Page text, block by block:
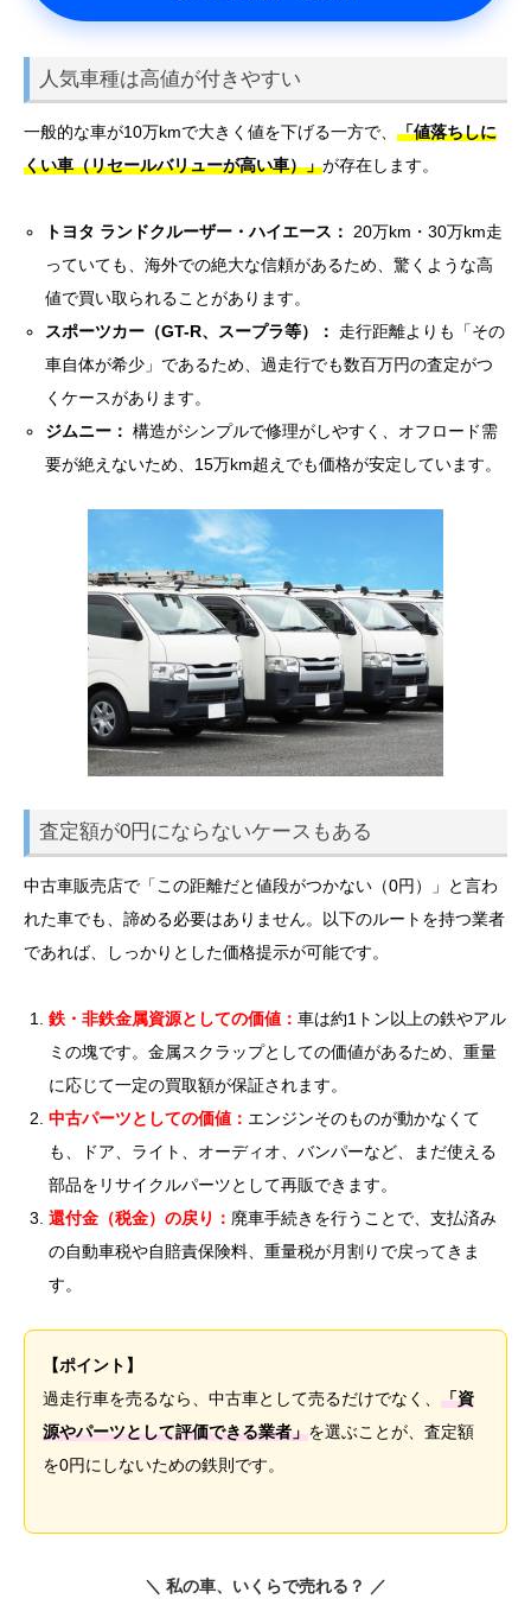
人気車種は高値が付きやすい
一般的な車が10万kmで大きく値を下げる一方で、 「値落ちしに
くい車（リセールバリューが高い車）」が存在します。
トヨタ ランドクルーザー・ハイエース： 20万km・30万km走
っていても、海外での絶大な信頼があるため、驚くような高
値で買い取られることがあります。
スポーツカー（GT-R、スープラ等）：
走行距離よりも「その
車自体が希少」であるため、過走行でも数百万円の査定がつ
くケースがあります。
ジムニー： 構造がシンプルで修理がしやすく、オフロード需
要が絶えないため、15万km超えでも価格が安定しています。
査定額が0円にならないケースもある
中古車販売店で「この距離だと値段がつかない（0円）」と言わ
れた車でも、諦める必要はありません。以下のルートを持つ業者
であれば、しっかりとした価格提示が可能です。
鉄・非鉄金属資源としての価値： 車は約1トン以上の鉄やアル
ミの塊です。金属スクラップとしての価値があるため、重量
に応じて一定の買取額が保証されます。
中古パーツとしての価値： エンジンそのものが動かなくて
も、ドア、ライト、オーディオ、バンパーなど、まだ使える
部品をリサイクルパーツとして再販できます。
還付金（税金）の戻り： 廃車手続きを行うことで、支払済み
の自動車税や自賠責保険料、重量税が月割りで戻ってきま
す。
【ポイント】
過走行車を売るなら、中古車として売るだけでなく、 「資
源やパーツとして評価できる業者」を選ぶことが、査定額
を0円にしないための鉄則です。
＼ 私の車、いくらで売れる？ ／